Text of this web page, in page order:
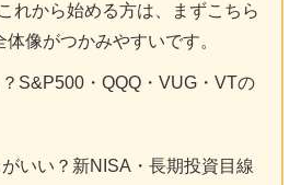
れから始める方は、まずこちら
像がつかみやすいです。
S&P500・QQQ・VUG・VTの
いい？新NISA・長期投資目線